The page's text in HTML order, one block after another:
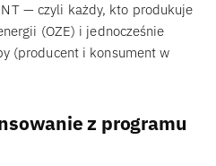
— czyli każdy, kto produkuje
(OZE) i jednocześnie
(producent i konsument w
z programu